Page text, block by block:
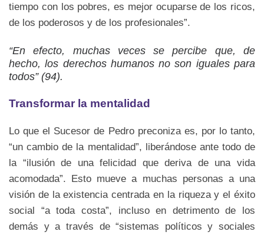
tiempo con los pobres, es mejor ocuparse de los ricos,
de los poderosos y de los profesionales”.
“En efecto, muchas veces se percibe que, de
hecho, los derechos humanos no son iguales para
todos” (94).
Transformar la mentalidad
Lo que el Sucesor de Pedro preconiza es, por lo tanto,
“un cambio de la mentalidad”, liberándose ante todo de
la “ilusión de una felicidad que deriva de una vida
acomodada”. Esto mueve a muchas personas a una
visión de la existencia centrada en la riqueza y el éxito
social “a toda costa”, incluso en detrimento de los
demás y a través de “sistemas políticos y sociales